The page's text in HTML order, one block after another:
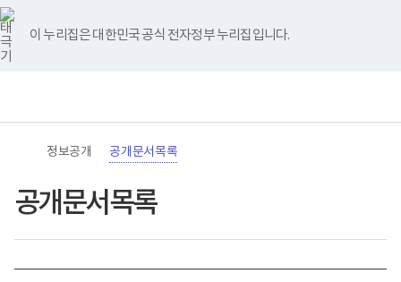
바
로
가
기
메
이 누리집은 대한민국 공식 전자정부 누리집입니다.
너
비
767px
이
하
영
검
메
홈
정보공개 공개문서목록
공개문서목록
유
튜
브
블
로
그
인
스
타
그
램
페
이
스
북